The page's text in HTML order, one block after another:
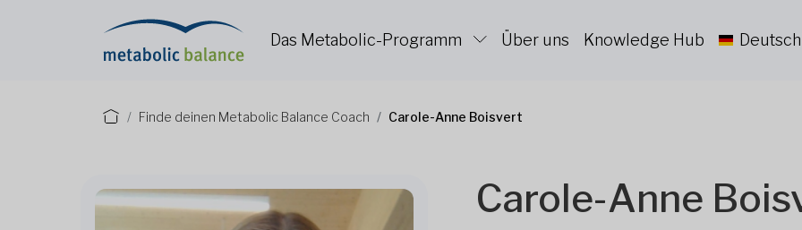
Das Metabolic-Programm Über uns Knowledge Hub
Finde deinen Metabolic Balance Coach Carole-Anne Boisvert
Carole-Anne